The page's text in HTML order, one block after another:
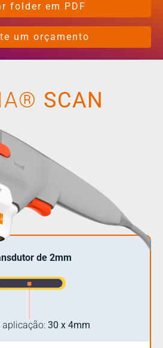
folder em PDF
um orçamento
SCAN
de 2mm
aplicação:30 x 4mm